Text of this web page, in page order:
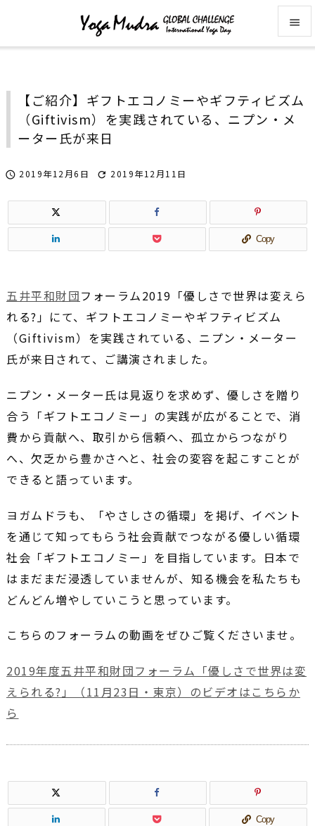


サイド


【ご紹介】ギフトエコノミーやギフティビズム
（Giftivism）を実践されている、ニプン・メ
ーター氏が来日
 2019年12月6日  2019年12月11日
Copy
五井平和財団フォーラム2019「優しさで世界は変えら
れる?」にて、ギフトエコノミーやギフティビズム
（Giftivism）を実践されている、ニプン・メーター
氏が来日されて、ご講演されました。
ニプン・メーター氏は見返りを求めず、優しさを贈り
合う「ギフトエコノミー」の実践が広がることで、消
費から貢献へ、取引から信頼へ、孤立からつながり
へ、欠乏から豊かさへと、社会の変容を起こすことが
できると語っています。
ヨガムドラも、「やさしさの循環」を掲げ、イベント
を通じて知ってもらう社会貢献でつながる優しい循環
社会「ギフトエコノミー」を目指しています。日本で
はまだまだ浸透していませんが、知る機会を私たちも
どんどん増やしていこうと思っています。
こちらのフォーラムの動画をぜひご覧くださいませ。
2019年度五井平和財団フォーラム「優しさで世界は変
えられる?」（11月23日・東京）のビデオはこちらか
ら
Copy